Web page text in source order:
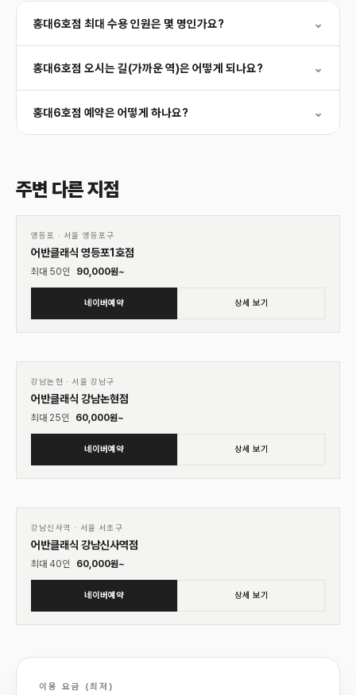
홍대6호점 최대 수용 인원은 몇 명인가요? ⌄
홍대6호점 오시는 길(가까운 역)은 어떻게 되나요? ⌄
홍대6호점 예약은 어떻게 하나요? ⌄
주변 다른 지점
01
영등포 · 서울 영등포구
어반클래식 영등포1호점
최대 50인 90,000원~
네이버예약 상세 보기
01
강남논현 · 서울 강남구
어반클래식 강남논현점
최대 25인 60,000원~
네이버예약 상세 보기
01
강남신사역 · 서울 서초구
어반클래식 강남신사역점
최대 40인 60,000원~
네이버예약 상세 보기
이용 요금 (최저)